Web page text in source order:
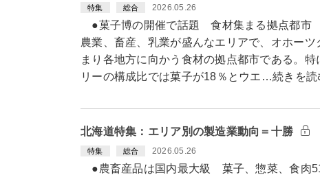
特集 総合 2026.05.26
●菓子博の開催で話題 食材集まる拠点都市
農業、畜産、乳業が盛んなエリアで、オホー
まり各地方に向かう食材の拠点都市である。
リーの構成比では菓子が18％とウエ…続きを読
北海道特集：エリア別の製造業動向＝十勝
特集 総合 2026.05.26
●農畜産品は国内最大級 菓子、惣菜、食肉